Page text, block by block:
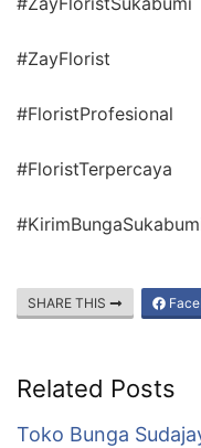
#ZayFlorist
#FloristProfesional
#FloristTerpercaya
SHARE THIS
Related Posts
Toko Bunga